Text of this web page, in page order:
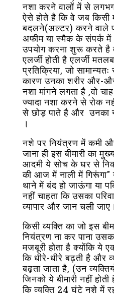
नशा करने वालों में से
ऐसे होते है कि वे जब किसी
बदलने(अल्टर) करने वाले
अफीम या स्मैक के संपर्क
उपयोग करना शुरू करते है
एलर्जी होती है एलर्जी
प्रतिक्रिया, जो
कारण उनका शरीर
नशा मांगने लगता है ,वो
ज्यादा नशा करने से रोक
से छोड़ पाते है और उनका
।
नशे पर नियंत्रण में कमी
जाना ही इस बीमारी का
आदमी ये सोच के घर से
की आज में नाली में
थाने में बंद हो जाऊंगा या
नहीं चाहता कि उसका
व्यापार और जान चली जाए।
किसी व्यक्ति का जो इस
नियंत्रण ना कर पाना
मजबूरी होता है क्योंकि ये
कि धीरे-धीरे बढ़ती है और
बढ़ता जाता है, (उन
जिनको ये बीमारी नहीं
कि व्यक्ति 24 घंटे नशे में